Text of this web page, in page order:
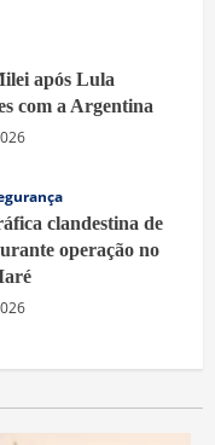
após Lula
com a Argentina
clandestina de
operação no